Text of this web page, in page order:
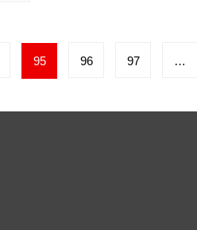
95 96 97 …